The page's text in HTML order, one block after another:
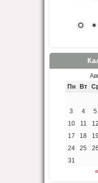
Пн
Вт
3
4 5
10
11 12
17
18 19
24
25 26
31